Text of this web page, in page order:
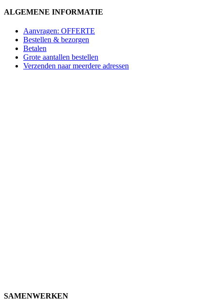
ALGEMENE INFORMATIE
Aanvragen: OFFERTE
Bestellen & bezorgen
Betalen
Grote aantallen bestellen
Verzenden naar meerdere adressen
SAMENWERKEN